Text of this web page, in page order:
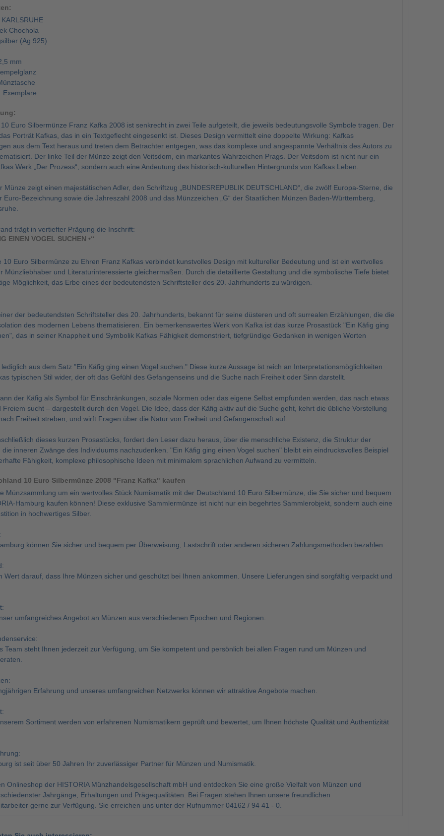
Chochola
(Ag 925)
mm
Exemplare
Euro Silbermünze Franz Kafka 2008 ist senkrecht in zwei Teile aufgeteilt, die jeweils bedeutungsvolle Symbole tragen. Der
Porträt Kafkas, das in ein Textgeflecht eingesenkt ist. Dieses Design vermittelt eine doppelte Wirkung: Kafkas
aus dem Text heraus und treten dem Betrachter entgegen, was das komplexe und angespannte Verhältnis des Autors zu
Der linke Teil der Münze zeigt den Veitsdom, ein markantes Wahrzeichen Prags. Der Veitsdom ist nicht nur ein
Werk „Der Prozess“, sondern auch eine Andeutung des historisch-kulturellen Hintergrunds von Kafkas Leben.
Münze zeigt einen majestätischen Adler, den Schriftzug „BUNDESREPUBLIK DEUTSCHLAND“, die zwölf Europa-Sterne, die
Euro-Bezeichnung sowie die Jahreszahl 2008 und das Münzzeichen „G“ der Staatlichen Münzen Baden-Württemberg,
trägt in vertiefter Prägung die Inschrift:
EINEN VOGEL SUCHEN •“
10 Euro Silbermünze zu Ehren Franz Kafkas verbindet kunstvolles Design mit kultureller Bedeutung und ist ein wertvolles
Münzliebhaber und Literaturinteressierte gleichermaßen. Durch die detaillierte Gestaltung und die symbolische Tiefe bietet
Möglichkeit, das Erbe eines der bedeutendsten Schriftsteller des 20. Jahrhunderts zu würdigen.
der bedeutendsten Schriftsteller des 20. Jahrhunderts, bekannt für seine düsteren und oft surrealen Erzählungen, die die
des modernen Lebens thematisieren. Ein bemerkenswertes Werk von Kafka ist das kurze Prosastück "Ein Käfig ging
das in seiner Knappheit und Symbolik Kafkas Fähigkeit demonstriert, tiefgründige Gedanken in wenigen Worten
aus dem Satz "Ein Käfig ging einen Vogel suchen." Diese kurze Aussage ist reich an Interpretationsmöglichkeiten
typischen Stil wider, der oft das Gefühl des Gefangenseins und die Suche nach Freiheit oder Sinn darstellt.
der Käfig als Symbol für Einschränkungen, soziale Normen oder das eigene Selbst empfunden werden, das nach etwas
Freiem sucht – dargestellt durch den Vogel. Die Idee, dass der Käfig aktiv auf die Suche geht, kehrt die übliche Vorstellung
Freiheit streben, und wirft Fragen über die Natur von Freiheit und Gefangenschaft auf.
dieses kurzen Prosastücks, fordert den Leser dazu heraus, über die menschliche Existenz, die Struktur der
die inneren Zwänge des Individuums nachzudenken. "Ein Käfig ging einen Vogel suchen" bleibt ein eindrucksvolles Beispiel
Fähigkeit, komplexe philosophische Ideen mit minimalem sprachlichen Aufwand zu vermitteln.
10 Euro Silbermünze 2008 "Franz Kafka" kaufen
Münzsammlung um ein wertvolles Stück Numismatik mit der Deutschland 10 Euro Silbermünze, die Sie sicher und bequem
Hamburg kaufen können! Diese exklusive Sammlermünze ist nicht nur ein begehrtes Sammlerobjekt, sondern auch eine
in hochwertiges Silber.
können Sie sicher und bequem per Überweisung, Lastschrift oder anderen sicheren Zahlungsmethoden bezahlen.
Wert darauf, dass Ihre Münzen sicher und geschützt bei Ihnen ankommen. Unsere Lieferungen sind sorgfältig verpackt und
umfangreiches Angebot an Münzen aus verschiedenen Epochen und Regionen.
Team steht Ihnen jederzeit zur Verfügung, um Sie kompetent und persönlich bei allen Fragen rund um Münzen und
Erfahrung und unseres umfangreichen Netzwerks können wir attraktive Angebote machen.
Sortiment werden von erfahrenen Numismatikern geprüft und bewertet, um Ihnen höchste Qualität und Authentizität
ist seit über 50 Jahren Ihr zuverlässiger Partner für Münzen und Numismatik.
Onlineshop der HISTORIA Münzhandelsgesellschaft mbH und entdecken Sie eine große Vielfalt von Münzen und
Jahrgänge, Erhaltungen und Prägequalitäten. Bei Fragen stehen Ihnen unsere freundlichen
gerne zur Verfügung. Sie erreichen uns unter der Rufnummer 04162 / 94 41 - 0.